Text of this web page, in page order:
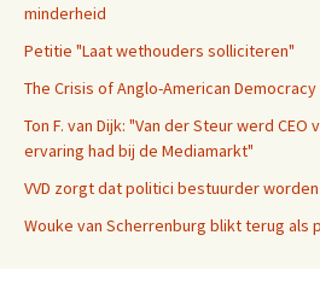
minderheid
Petitie "Laat wethouders solliciteren"
The Crisis of Anglo-American Democracy
Ton F. van Dijk: "Van der Steur werd CEO
ervaring had bij de Mediamarkt"
VVD zorgt dat politici bestuurder worden
Wouke van Scherrenburg blikt terug als